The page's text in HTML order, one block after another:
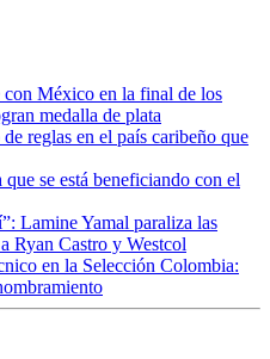
México en la final de los
medalla de plata
reglas en el país caribeño que
se está beneficiando con el
Lamine Yamal paraliza las
Ryan Castro y Westcol
en la Selección Colombia: